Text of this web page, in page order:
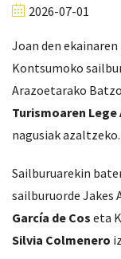
2026-07-01
Joan den
Kontsumoko
Arazoetarako
Turismoaren
nagusiak azaltzeko.
Sailburuarekin
sailburuorde Jakes
García de Cos eta
Silvia Colmenero